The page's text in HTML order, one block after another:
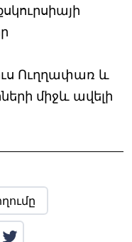
Ուղղափառ և
միջև ավելի